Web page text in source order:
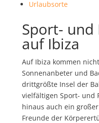
Urlaubsorte
Sport-
auf Ibiza
Auf Ibiza kommen
Sonnenanbeter und
drittgrößte Insel der
vielfältigen Sport- und
hinaus auch ein
Freunde der